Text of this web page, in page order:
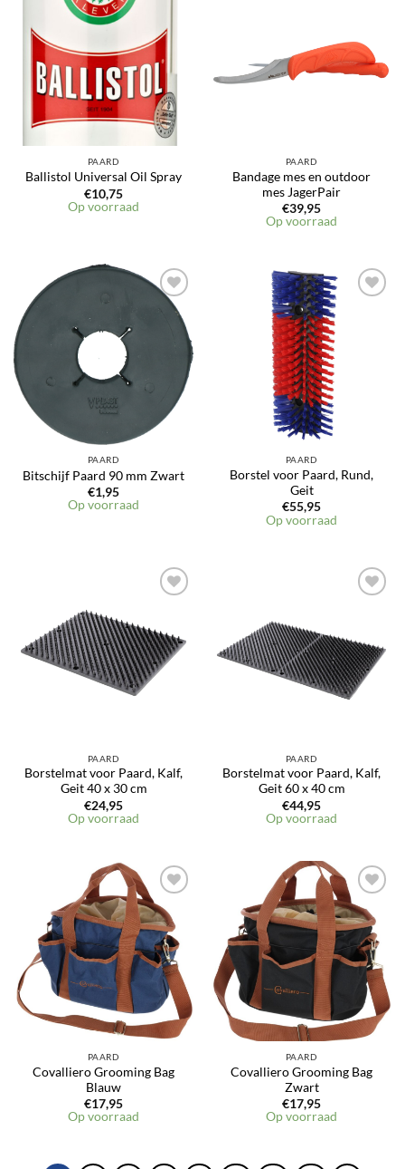
verlanglijst
PAARD
Ballistol Universal Oil Spray
€10,75
Op voorraad
PAARD
Bandage mes en outdoor
mes JagerPair
€39,95
Op voorraad
Toevoegen
PAARD
Bitschijf Paard 90 mm Zwart
€1,95
Op voorraad
Toevoegen
verlanglijst
PAARD
Borstel voor Paard, Rund,
Geit
€55,95
Op voorraad
verlanglijst
PAARD
Borstelmat voor Paard, Kalf,
Geit 40 x 30 cm
€24,95
Op voorraad
verlanglijst
PAARD
Borstelmat voor Paard, Kalf,
Geit 60 x 40 cm
€44,95
Op voorraad
Toevoegen
aan
verlanglijst
PAARD
Covalliero Grooming Bag
Blauw
€17,95
Op voorraad
Toevoegen
aan
verlanglijst
PAARD
Covalliero Grooming Bag
Zwart
€17,95
Op voorraad